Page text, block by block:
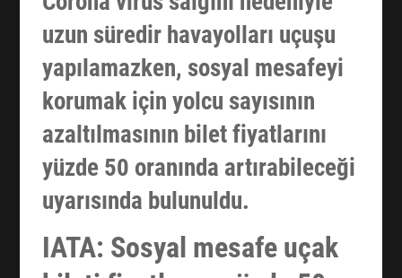
uzun süredir havayolları uçuşu
yapılamazken, sosyal mesafeyi
korumak için yolcu sayısının
azaltılmasının bilet fiyatlarını
yüzde 50 oranında artırabileceği
uyarısında bulunuldu.
IATA: Sosyal mesafe uçak